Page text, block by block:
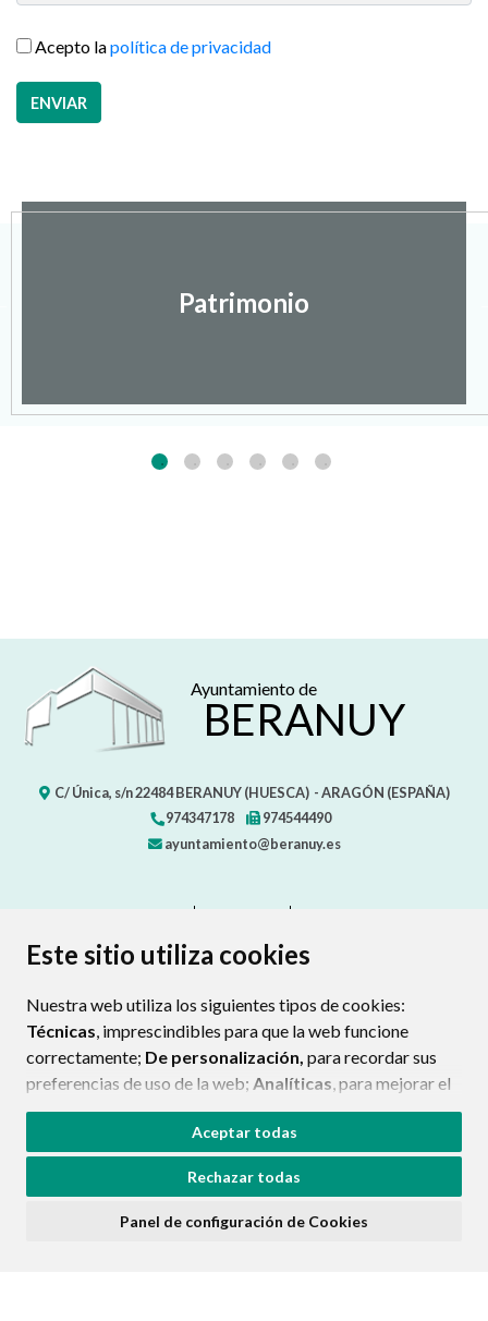
Este sitio utiliza cookies
Nuestra web utiliza los siguientes tipos de cookies:
Técnicas, imprescindibles para que la web funcione
correctamente; De personalización, para recordar sus
preferencias de uso de la web; Analíticas, para mejorar el
funcionamiento de la web y sus servicios.
Si acepta pulsando el botón“Aceptar todas”
consideramos que acepta su uso. Si pulsa el botón
ninguna acción, se guardarán las cookies técnicas
Aceptar todas
Rechazar todas
Panel de configuración de Cookies
Acepto lapolítica de privacidad
ENVIAR
Patrimonio
Ayuntamiento de
BERANUY
C/ Única, s/n22484 BERANUY (HUESCA) - ARAGÓN (ESPAÑA)
974347178
974544490
ayuntamiento@beranuy.es
PROTECCIÓN DE DATOS
POLÍTICA DE COOKIES